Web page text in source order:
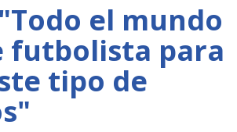
el mundo
futbolista para
tipo de